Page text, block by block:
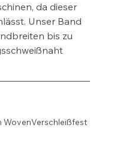
da dieser
Unser Band
bis zu
WovenVerschleißfest